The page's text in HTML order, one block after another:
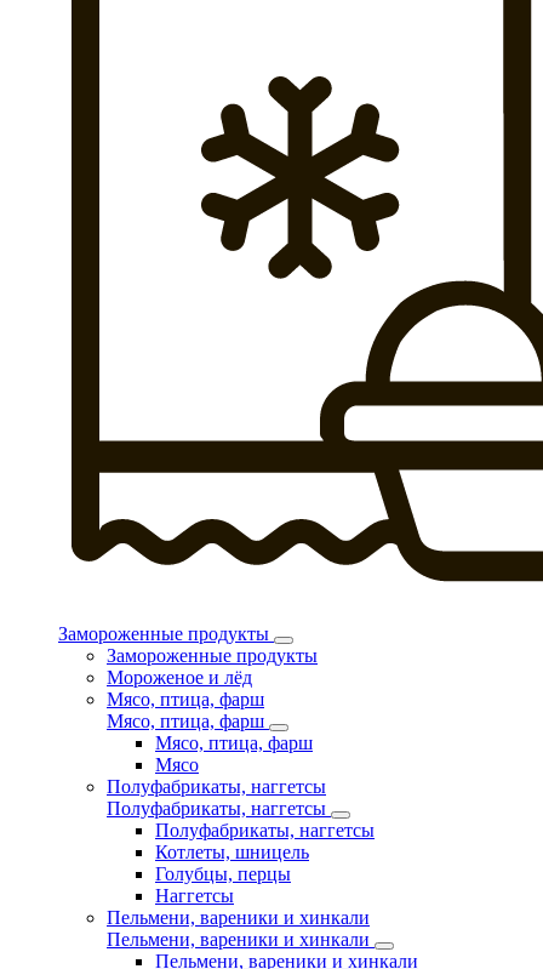
Замороженные продукты
Замороженные продукты
Мороженое и лёд
Мясо, птица, фарш
Мясо, птица, фарш
Мясо, птица, фарш
Мясо
Полуфабрикаты, наггетсы
Полуфабрикаты, наггетсы
Полуфабрикаты, наггетсы
Котлеты, шницель
Голубцы, перцы
Наггетсы
Пельмени, вареники и хинкали
Пельмени, вареники и хинкали
Пельмени, вареники и хинкали